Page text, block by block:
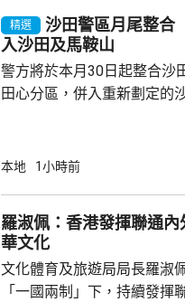
精選
沙田警區月尾整
入沙田及馬鞍山
警方將於本月30日起整合沙
田心分區，併入重新劃定的
仍然保留在沙田分區內。 警方指，重新界定兩
節慶活動等方面的警政需求
迅速應對。 警方又指，今次重新劃定的分區有
別傳統分法，當中馬鞍山警
本地 1小時前
羅淑佩：香港發揮聯通
華文化
文化體育及旅遊局局長羅淑
「一國兩制」下，持續發揮